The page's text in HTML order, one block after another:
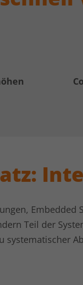
Embedded
Teil der
systematischer